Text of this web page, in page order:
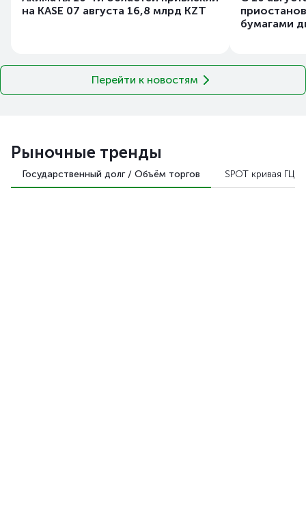
на KASE 07 августа 16,8 млрд KZT
бумагами
Перейти к новостям
Рыночные тренды
Государственный долг / Объём торгов SPOT кривая ГЦБ